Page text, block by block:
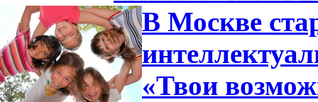
В Москве
«Твои